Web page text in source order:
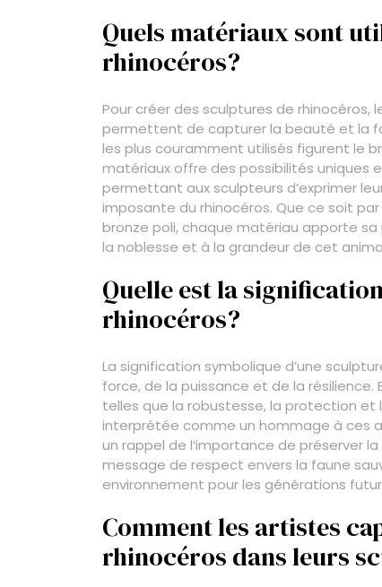
Quels matériaux sont
rhinocéros?
Pour créer des sculptures de
permettent de capturer la beauté et la
les plus couramment utilisés figurent le
matériaux offre des possibilités uniques
permettant aux sculpteurs d’exprimer
imposante du rhinocéros. Que ce soit
bronze poli, chaque matériau apporte
la noblesse et à la grandeur de cet
Quelle est la
rhinocéros?
La signification symbolique d’une
force, de la puissance et de la
telles que la robustesse, la protection et
interprétée comme un hommage à ces
un rappel de l’importance de préserver
message de respect envers la faune
environnement pour les générations
Comment les artistes
rhinocéros dans leurs